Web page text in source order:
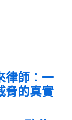
律師：一
脅的真實